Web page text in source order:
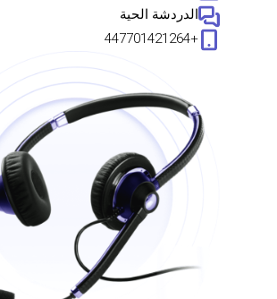
الدردشة الحية
+447701421264